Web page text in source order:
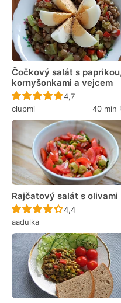
Čočkový salát s paprikou,
kornyšonkami a vejcem
Recept ještě
4,7
clupmi
40 min
Rajčatový salát s olivami
Recept ještě
4,4
aadulka